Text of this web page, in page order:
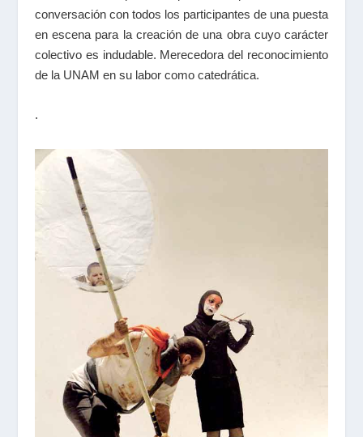
conversación con todos los participantes de una puesta
en escena para la creación de una obra cuyo carácter
colectivo es indudable. Merecedora del reconocimiento
de la UNAM en su labor como catedrática.
.